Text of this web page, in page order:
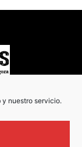
nuestro servicio.